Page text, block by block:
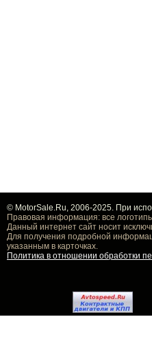
© MotorSale.Ru, 2006-2025. При
Правовая информация: все
Данный интернет сайт носит
Для получения подробной
указанным в карточках.
Политика в отношении обработки